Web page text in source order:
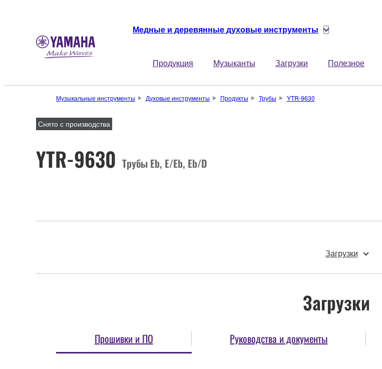
Медные и деревянные духовые инструменты
Продукция Музыканты Загрузки Полезное
Музыкальные инструменты Духовые инструменты Продукты Трубы YTR-9630
Снято с производства
YTR-9630 Трубы Eb, E/Eb, Eb/D
Загрузки
Загрузки
Прошивки и ПО Руководства и документы